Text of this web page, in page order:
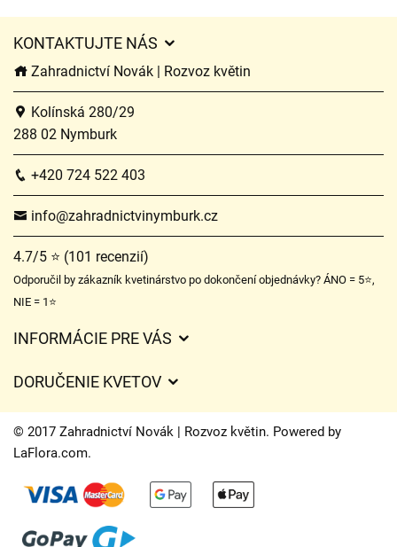
KONTAKTUJTE NÁS
Zahradnictví Novák | Rozvoz květin
Kolínská 280/29
288 02 Nymburk
+420 724 522 403
info@zahradnictvinymburk.cz
4.7/5 ⭐ (101 recenzií)
Odporučil by zákazník kvetinárstvo po dokončení objednávky? ÁNO = 5⭐,
NIE = 1⭐
INFORMÁCIE PRE VÁS
Časy doručenia kvetov – prehľad možností
DORUČENIE KVETOV
Poplatky za doručenie
Kam doručujeme kvety
Kontaktujte nás
© 2017 Zahradnictví Novák | Rozvoz květin. Powered by
LaFlora.com.